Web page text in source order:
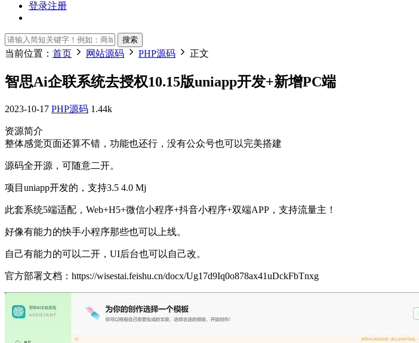
登录注册
搜索
当前位置： 首页 网站源码 PHP源码 正文
智思Ai企联系统去授权10.15版uniapp开发+新增PC端
2023-10-17 PHP源码 1.44k
资源简介
整体感觉页面还算不错，功能也还行，没有公众号也可以完美搭建
源码全开源，可随意二开。
项目uniapp开发的，支持3.5 4.0 Mj
此套系统5端适配，Web+H5+微信小程序+抖音小程序+双端APP，支持流量主！
好像有能力的快手小程序那些也可以上线。
自己有能力的可以二开，UI后台也可以自己改。
官方部署文档：https://wisestai.feishu.cn/docx/Ug17d9Iq0o878ax41uDckFbTnxg